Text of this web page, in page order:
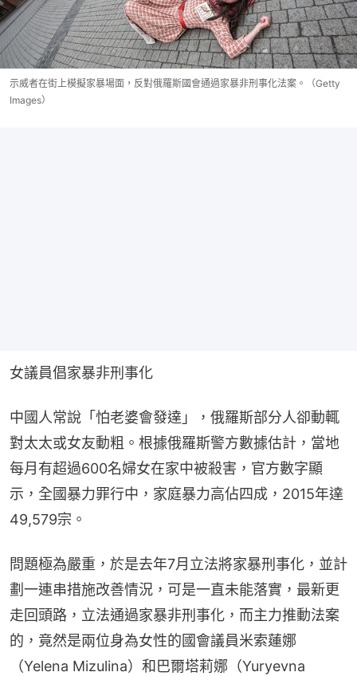
示威者在街上模擬家暴場面，反對俄羅斯國會通過家暴非刑事化法案。（Getty
Images）
女議員倡家暴非刑事化
中國人常說「怕老婆會發達」，俄羅斯部分人卻動輒
對太太或女友動粗。根據俄羅斯警方數據估計，當地
每月有超過600名婦女在家中被殺害，官方數字顯
示，全國暴力罪行中，家庭暴力高佔四成，2015年達
49,579宗。
問題極為嚴重，於是去年7月立法將家暴刑事化，並計
劃一連串措施改善情況，可是一直未能落實，最新更
走回頭路，立法通過家暴非刑事化，而主力推動法案
的，竟然是兩位身為女性的國會議員米索蓮娜
（Yelena Mizulina）和巴爾塔莉娜（Yuryevna